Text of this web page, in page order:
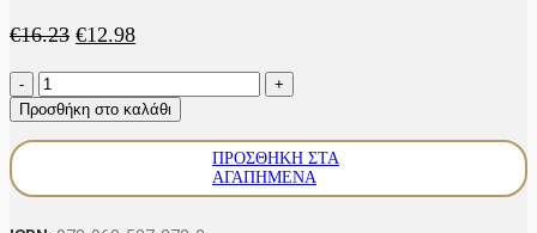
€16.23 Original
€16.23.
€12.98Η
είναι:
€12.98.
Βαλτέτσι
1944
ποσότητα
Προσθήκη στο καλάθι
ΠΡΟΣΘΉΚΗ ΣΤΑ
ΑΓΑΠΗΜΈΝΑ